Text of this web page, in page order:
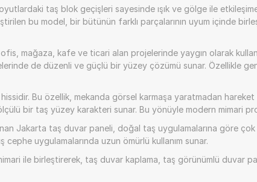
taş blok geçişleri sayesinde ışık ve gölge ile
bu model, bir bütünün farklı parçalarının uyum içinde
mağaza, kafe ve ticari alan projelerinde yaygın olarak
de düzenli ve güçlü bir yüzey çözümü sunar. Özellikle
Bu özellik, mekanda görsel karmaşa yaratmadan
bir taş yüzey karakteri sunar. Bu yönüyle modern mimari
Jakarta taş duvar paneli, doğal taş uygulamalarına göre
cephe uygulamalarında uzun ömürlü kullanım sunar.
ile birleştirerek, taş duvar kaplama, taş görünümlü duvar